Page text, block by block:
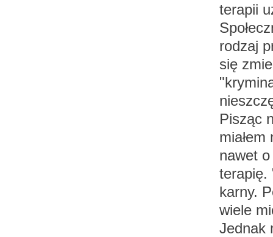
terapii
rodzaj
się
Pisząc
nawet
terapię.
karny.
wiele
Jednak